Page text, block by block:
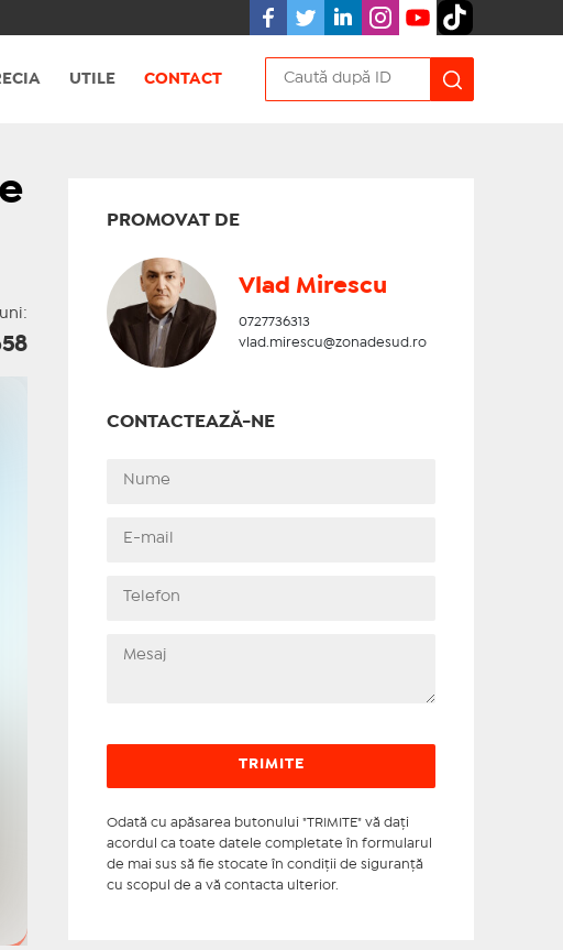
UTILE CONTACT
PROMOVAT DE
Vlad Mirescu
0727736313
vlad.mirescu@zonadesud.ro
CONTACTEAZĂ-NE
Odată cu apăsarea butonului "TRIMITE" vă daţi
acordul ca toate datele completate în formularul
de mai sus să fie stocate în condiţii de siguranţă
cu scopul de a vă contacta ulterior.